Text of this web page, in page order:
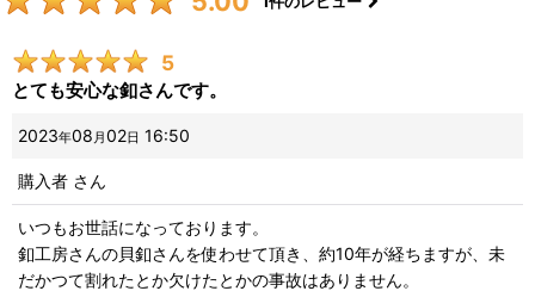
5
とても安心な釦さんです。
2023年08 月02日 16:50
購入者 さん
いつもお世話になっております。
釦工房さんの貝釦さんを使わせて頂き、約10年が経ちますが、未
だかつて割れたとか欠けたとかの事故はありません。